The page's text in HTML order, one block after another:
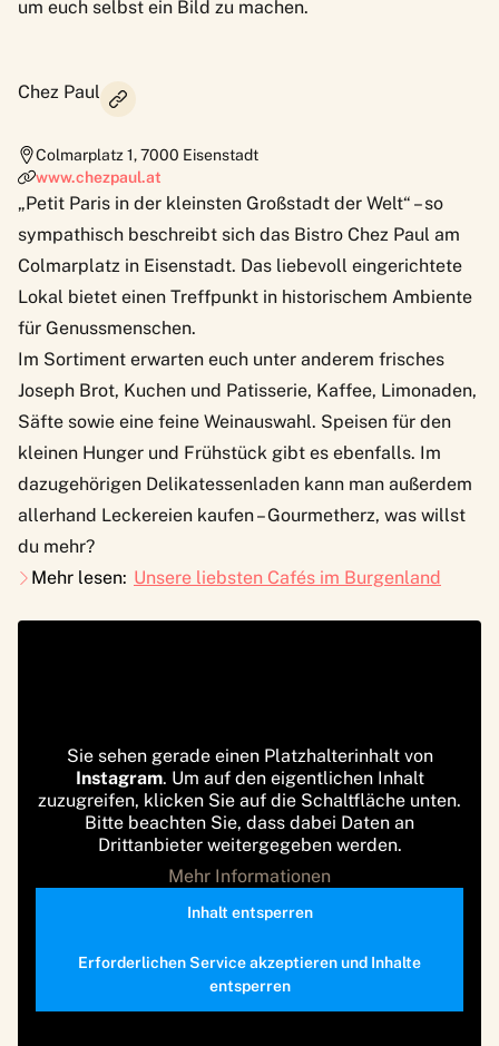
um euch selbst ein Bild zu machen.
Chez Paul
Colmarplatz 1,7000 Eisenstadt
www.chezpaul.at
„Petit Paris in der kleinsten Großstadt der Welt“ – so
sympathisch beschreibt sich das Bistro Chez Paul am
Colmarplatz in Eisenstadt. Das liebevoll eingerichtete
Lokal bietet einen Treffpunkt in historischem Ambiente
für Genussmenschen.
Im Sortiment erwarten euch unter anderem frisches
Joseph Brot, Kuchen und Patisserie, Kaffee, Limonaden,
Säfte sowie eine feine Weinauswahl. Speisen für den
kleinen Hunger und Frühstück gibt es ebenfalls. Im
dazugehörigen Delikatessenladen kann man außerdem
allerhand Leckereien kaufen – Gourmetherz, was willst
du mehr?
Mehr lesen: Unsere liebsten Cafés im Burgenland
Sie sehen gerade einen Platzhalterinhalt von
Instagram. Um auf den eigentlichen Inhalt
zuzugreifen, klicken Sie auf die Schaltfläche unten.
Bitte beachten Sie, dass dabei Daten an
Drittanbieter weitergegeben werden.
Mehr Informationen
Inhalt entsperren
Erforderlichen Service akzeptieren und Inhalte
entsperren